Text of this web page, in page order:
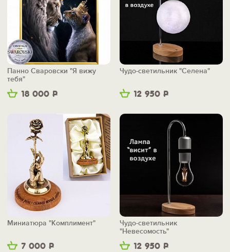
18 000 Р
Панно Сваровски "Я вижу
тебя"
12 950 Р
Чудо-светильник "Селена"
7 000 Р
Миниатюра "Комплимент"
12 950 Р
Чудо-светильник
"Невесомость"